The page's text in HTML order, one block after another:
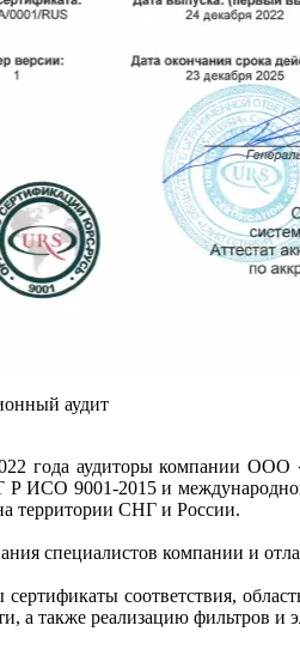
аудит
года аудиторы компании
Р ИСО 9001-2015 и
территории СНГ и России.
специалистов компании и
соответствия,
а также реализацию фильтров и